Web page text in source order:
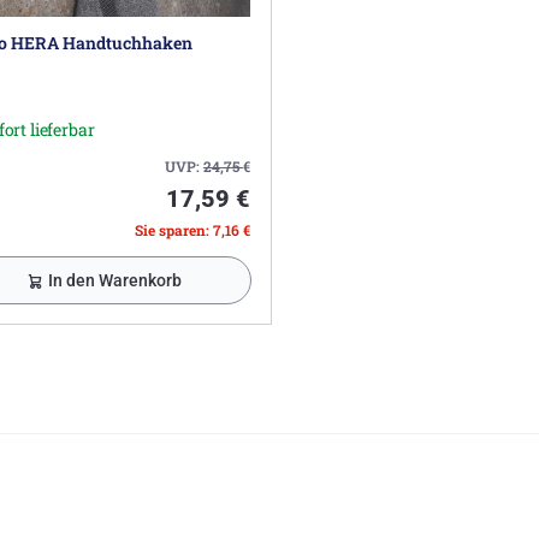
HERA Handtuchhaken
lieferbar
UVP:24,75€
17,59 €
Sie sparen: 7,16 €
In den Warenkorb